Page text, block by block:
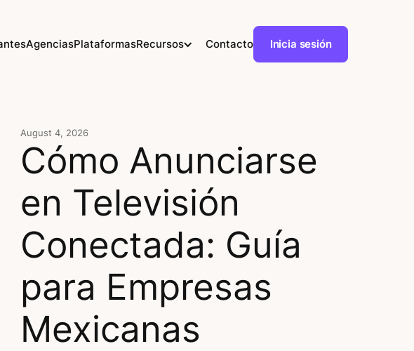
AgenciasPlataformasRecursos Contacto Inicia sesión
August 4, 2026
Cómo Anunciarse
en Televisión
Conectada: Guía
para Empresas
Mexicanas